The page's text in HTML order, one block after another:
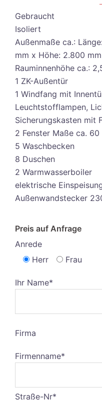
Gebraucht
Isoliert
Außenmaße ca.:
mm x Höhe: 2.800 mm
Rauminnenhöhe ca.:
1 ZK-Außentür
1 Windfang mit
Leuchtstofflampen,
Sicherungskasten mit
2 Fenster Maße ca.
5 Waschbecken
8 Duschen
2 Warmwasserboiler
elektrische
Außenwandstecker
Preis auf Anfrage
Anrede
Herr
Frau
Ihr Name*
Firma
Firmenname*
Straße-Nr*